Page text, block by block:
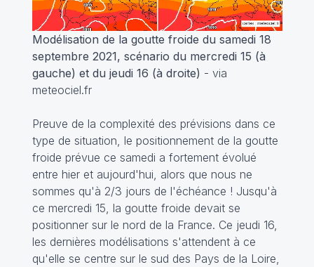
Modélisation de la goutte froide du samedi 18
septembre 2021, scénario du mercredi 15 (à
gauche) et du jeudi 16 (à droite) - via
meteociel.fr
Preuve de la complexité des prévisions dans ce
type de situation, le positionnement de la goutte
froide prévue ce samedi a fortement évolué
entre hier et aujourd'hui, alors que nous ne
sommes qu'à 2/3 jours de l'échéance ! Jusqu'à
ce mercredi 15, la goutte froide devait se
positionner sur le nord de la France. Ce jeudi 16,
les dernières modélisations s'attendent à ce
qu'elle se centre sur le sud des Pays de la Loire,